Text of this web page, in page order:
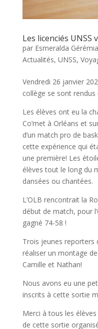
Les licenciés
par Esmeralda
Actualités, UNSS,
Vendredi 26 janvier
collège se sont rendus
Les élèves ont eu la
Co’met à Orléans et
d’un match pro de
cette expérience qui
une première! Les
élèves tout le long du
dansées ou chantées.
L’OLB rencontrait la
début de match, pour
gagné 74-58 !
Trois jeunes reporters
réaliser un montage
Camille et Nathan!
Nous avons eu une
inscrits à cette sortie
Merci à tous les
de cette sortie